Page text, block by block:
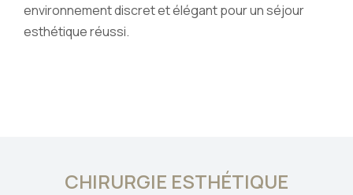
environnement discret et élégant pour un séjour
esthétique réussi.
CHIRURGIE ESTHÉTIQUE